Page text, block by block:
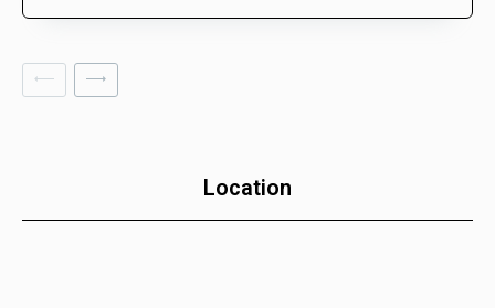
Servicios Financieros
Recursos Humanos
Location